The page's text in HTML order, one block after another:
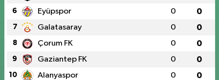
6 Eyüpspor 0 0
7 Galatasaray 0 0
8 Çorum FK 0 0
9 Gaziantep FK 0 0
10 Alanyaspor 0 0